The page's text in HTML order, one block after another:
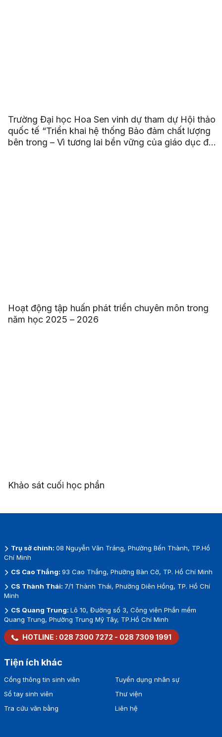
Trường Đại học Hoa Sen vinh dự tham dự Hội thảo
quốc tế “Triển khai hệ thống Bảo đảm chất lượng
bên trong – Vì tương lai bền vững của giáo dục đại
Hoạt động tập huấn phát triển chuyên môn trong
năm học 2025 – 2026
Khảo sát cuối học phần
Trụ sở chính: 08 Nguyễn Văn Tráng, Phường Bến Thành, TP.Hồ
Chí Minh
CS Cao Thắng: 93 Cao Thắng, Phường Bàn Cờ, TP. Hồ Chí Minh
CS Thành Thái: 7/1 Thành Thái, Phường Diên Hồng, TP. Hồ Chí
Minh
CS Quang Trung: Lô 10, Đường số 3, Công viên Phần mềm
Quang Trung, Phường Trung Mỹ Tây, TP.Hồ Chí Minh
HOTLINE : 028 7300 7272 - 028 7309 1991
Tiện ích khác
Cổng thông tin sinh viên
Sổ tay sinh viên
Tra cứu văn bằng
Tuyển dụng nhân sự
Thư viện
Liên hệ